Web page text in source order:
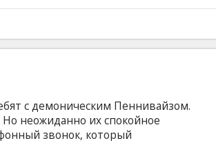
кузину Роксану, хотя она об
нос проклятием своей
развитию его беспощадного
с демоническим Пеннивайзом.
неожиданно их спокойное
звонок, который